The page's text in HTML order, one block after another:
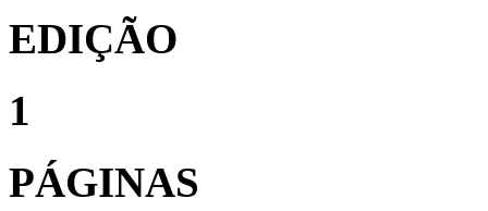
EDIÇÃO
1
PÁGINAS